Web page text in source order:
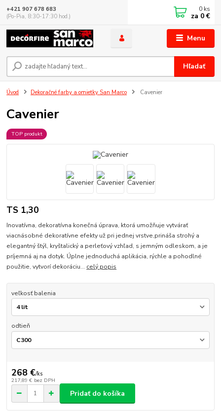
Menu
Hľadať
+421 907 678 683
(Po-Pia, 8:30-17:30 hod.)
0 ks
za 0 €
Úvod Dekoračné farby a omietky San Marco Cavenier
Cavenier
TOP produkt
TS 1,30
Inovatívna, dekoratívna konečná úprava, ktorá umožňuje vytvárať
viacnásobné dekoratívne efekty už pri jednej vrstve,prináša strohý a
elegantný štýl, kryštalický a perleťový vzhľad, s jemným odleskom, a je
príjemná aj na dotyk. Úplne jednoduchá aplikácia, rýchle a pohodlné
použitie, vytvorí dekoráciu... celý popis
veľkosť balenia
odtieň
268 €/ks
217,89 € bez DPH
Pridať do košíka